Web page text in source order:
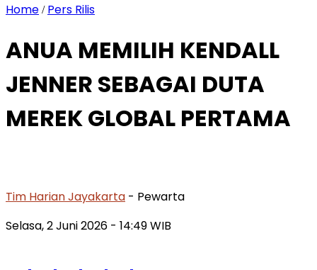
Home / Pers Rilis
ANUA MEMILIH KENDALL
JENNER SEBAGAI DUTA
MEREK GLOBAL PERTAMA
Tim Harian Jayakarta - Pewarta
Selasa, 2 Juni 2026 - 14:49 WIB